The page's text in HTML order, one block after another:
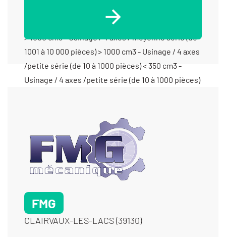
/petite série (de 10 à 1000 pièces) < 350 cm3 -
Usinage / 3 axes /petite série (de 10 à 1000 pièces)
> 1000 cm3 - Usinage / 4 axes / moyenne série (de
1001 à 10 000 pièces) > 1000 cm3 - Usinage / 4 axes
/petite série (de 10 à 1000 pièces) < 350 cm3 -
Usinage / 4 axes /petite série (de 10 à 1000 pièces)
FMG
CLAIRVAUX-LES-LACS (39130)